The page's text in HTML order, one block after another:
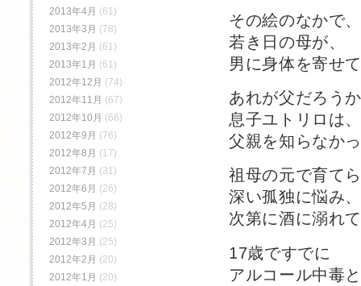
その絵のなかで
若き日の母が、
男に身体を寄せ
あれが父だろう
息子ユトリロは
父親を知らなか
祖母の元で育て
深い孤独に悩み
次第に酒に溺れ
17歳ですでに
アルコール中毒
2013年4月 (61)
2013年3月 (78)
2013年2月 (61)
2013年1月 (61)
2012年12月 (74)
2012年11月 (67)
2012年10月 (66)
2012年9月 (76)
2012年8月 (17)
2012年7月 (31)
2012年6月 (26)
2012年5月 (28)
2012年4月 (25)
2012年3月 (25)
2012年2月 (20)
2012年1月 (20)